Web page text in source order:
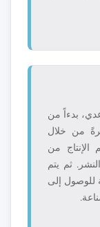
بدءاً من
من خلال
الإنتاج من
ثم يتم
للوصول إلى